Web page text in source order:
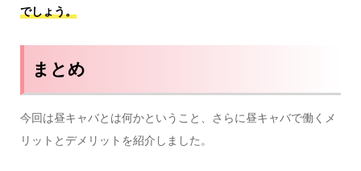
でしょう。
まとめ
今回は昼キャバとは何かということ、さらに昼キャバで働くメ
リットとデメリットを紹介しました。